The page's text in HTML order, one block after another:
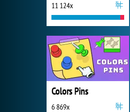
11 124x
Colors Pins
6 869x